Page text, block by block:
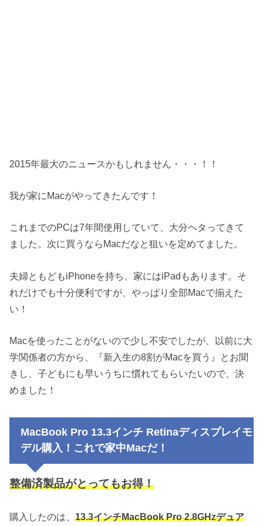
2015年最大のニュースかもしれません・・・！！
我が家にMacがやってきたんです！
これまでのPCは7年間使用していて、大分ヘタってきて
ました。次に買うならMacだなと狙いを定めてました。
夫婦ともどもiPhoneを持ち、家にはiPadもあります。そ
れだけでも十分便利ですが、やっぱり全部Macで揃えた
い！
Macを使ったことがないので少し不安でしたが、以前に大
学関係者の方から、『新入生の8割がMacを買う』とお聞
きし、子どもにも早いうちに慣れてもらいたいので、決
めました！
MacBook Pro 13.3インチ Retinaディスプレイモ
デル購入！これで家中Macだ！
整備済製品がとってもお得！
購入したのは、13.3インチMacBook Pro 2.8GHzデュア